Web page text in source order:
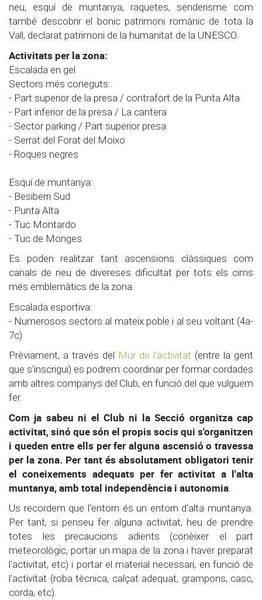
neu, esquí de muntanya, raquetes, senderisme com
també descobrir el bonic patrimoni romànic de tota la
Vall, declarat patrimoni de la humanitat de la UNESCO.
Activitats per la zona:
Escalada en gel
Sectors més coneguts:
- Part superior de la presa / contrafort de la Punta Alta
- Part inferior de la presa / La cantera
- Sector parking / Part superior presa
- Serrat del Forat del Moixo
- Roques negres
Esquí de muntanya:
- Besiberri Sud
- Punta Alta
- Tuc Montardo
- Tuc de Monges
Es poden realitzar tant ascensions clàssiques com
canals de neu de divereses dificultat per tots els cims
més emblemàtics de la zona.
Escalada esportiva:
- Numerosos sectors al mateix poble i al seu voltant (4a-
7c)
Prèviament, a través del Mur de l'activitat (entre la gent
que s'inscrigui) es podrem coordinar per formar cordades
amb altres companys del Club, en funció del que vulguem
fer.
Com ja sabeu ni el Club ni la Secció organitza cap
activitat, sinó que són el propis socis qui s'organitzen
i queden entre ells per fer alguna ascensió o travessa
per la zona. Per tant és absolutament obligatori tenir
el coneixements adequats per fer activitat a l'alta
muntanya, amb total independència i autonomia.
Us recordem que l'entorn és un entorn d'alta muntanya.
Per tant, si penseu fer alguna activitat, heu de prendre
totes les precaucions adients (conèixer el part
meteorològic, portar un mapa de la zona i haver preparat
l'activitat, etc) i portar el material necessari, en funció de
l'activitat (roba tècnica, calçat adequat, grampons, casc,
corda, etc).